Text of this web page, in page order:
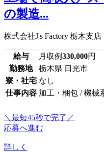
の製造...
株式会社J's Factory 栃木支店
給与 月収例330,000円
勤務地
栃木県 日光市
寮・社宅 なし
仕事内容 加工・梱包 / 機械
＼最短45秒で完了／
応募へ進む
詳しく